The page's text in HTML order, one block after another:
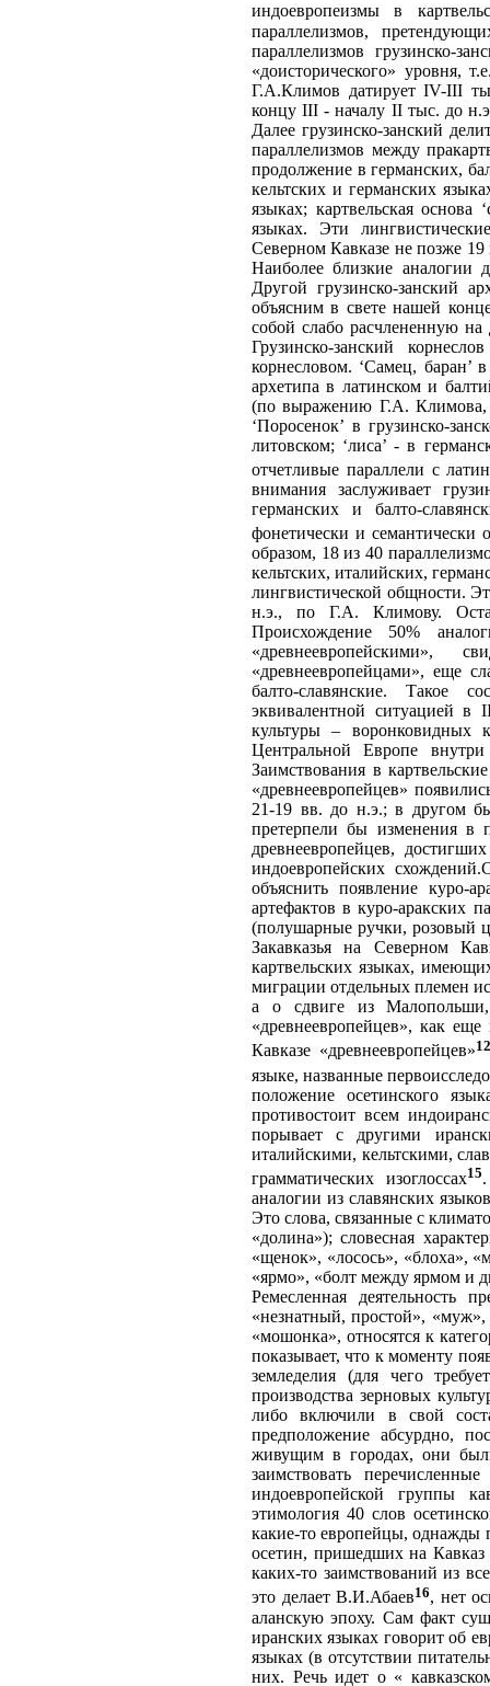
индоевропеизмы в
параллелизмов,
параллелизмов грузинско-
«доисторического» уровня,
Г.А.Климов датирует IV-III
концу III - началу II тыс. до
Далее грузинско-занский
параллелизмов между
продолжение в германских,
кельтских и германских
языках; картвельская основа
языках. Эти
Северном Кавказе не позже
Наиболее близкие аналогии
Другой грузинско-занский
объясним в свете нашей
собой слабо расчлененную
Грузинско-занский
корнесловом. ‘Самец, баран’
архетипа в латинском и
(по выражению Г.А. Климова,
‘Поросенок’ в грузинско-
литовском; ‘лиса’ - в
отчетливые параллели с
внимания заслуживает
германских и балто-
фонетически и семантически
образом, 18 из 40
кельтских, италийских,
лингвистической общности.
н.э., по Г.А. Климову.
Происхождение 50%
«древнеевропейскими»,
«древнеевропейцами», еще
балто-славянские. Такое
эквивалентной ситуацией в
культуры –
Центральной Европе
Заимствования в
«древнеевропейцев»
21-19 вв. до н.э.; в другом
претерпели бы изменения в
древнеевропейцев,
индоевропейских
объяснить появление куро-
артефактов в куро-аракских
(полушарные ручки, розовый
Закавказья на Северном
картвельских языках,
миграции отдельных племен
а о сдвиге из Малопольши,
«древнеевропейцев», как
Кавказе «древнеевропейцев»12
языке, названные
положение осетинского
противостоит всем
порывает с другими
италийскими, кельтскими,
грамматических изоглоссах15
аналогии из славянских
Это слова, связанные с
«долина»); словесная
«щенок», «лосось», «блоха»,
«ярмо», «болт между ярмом и
Ремесленная деятельность
«незнатный, простой», «муж»,
«мошонка», относятся к
показывает, что к моменту
земледелия (для чего
производства зерновых
либо включили в свой
предположение абсурдно,
живущим в городах, они
заимствовать
индоевропейской группы
этимология 40 слов
какие-то европейцы, однажды
осетин, пришедших на
каких-то заимствований из
это делает В.И.Абаев16, нет
аланскую эпоху. Сам факт
иранских языках говорит об
языках (в отсутствии
них. Речь идет о «